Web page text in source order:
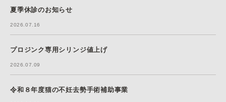
夏季休診のお知らせ
2026.07.16
プロジンク専用シリンジ値上げ
2026.07.09
令和８年度猫の不妊去勢手術補助事業